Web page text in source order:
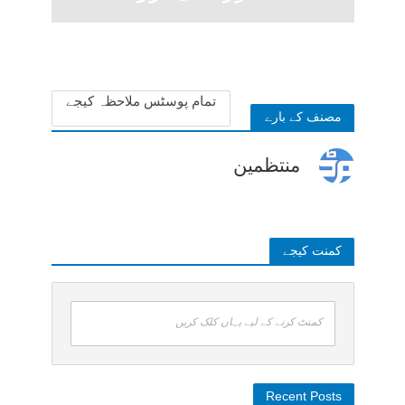
مصنف کے بارے
تمام پوسٹس ملاحظہ کیجے
منتظمین
کمنت کیجے
کمنٹ کرنے کے لیے یہاں کلک کریں
Recent Posts